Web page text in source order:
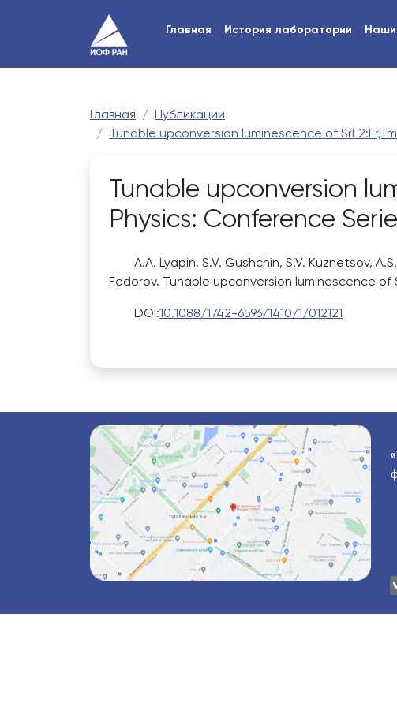
Главная История лаборатории Наши
Главная
Публикации
Tunable upconversion luminescence of
Tunable upconversion
Physics: Conference
A.A. Lyapin, S.V. Gushchin, S.V. Kuznetsov,
Fedorov. Tunable upconversion luminescence of
DOI:10.1088/1742-6596/1410/1/012121